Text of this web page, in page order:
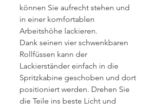
können Sie aufrecht stehen und
in einer komfortablen
Arbeitshöhe lackieren.
Dank seinen vier schwenkbaren
Rollfüssen kann der
Lackierständer einfach in die
Spritzkabine geschoben und dort
positioniert werden. Drehen Sie
die Teile ins beste Licht und